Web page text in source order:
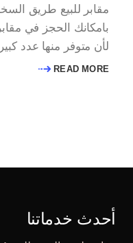
مقابر للبيع طريق
بامكانك الحجز في
لأن متوفر منها عدد
READ MORE
أحدث خدماتنا